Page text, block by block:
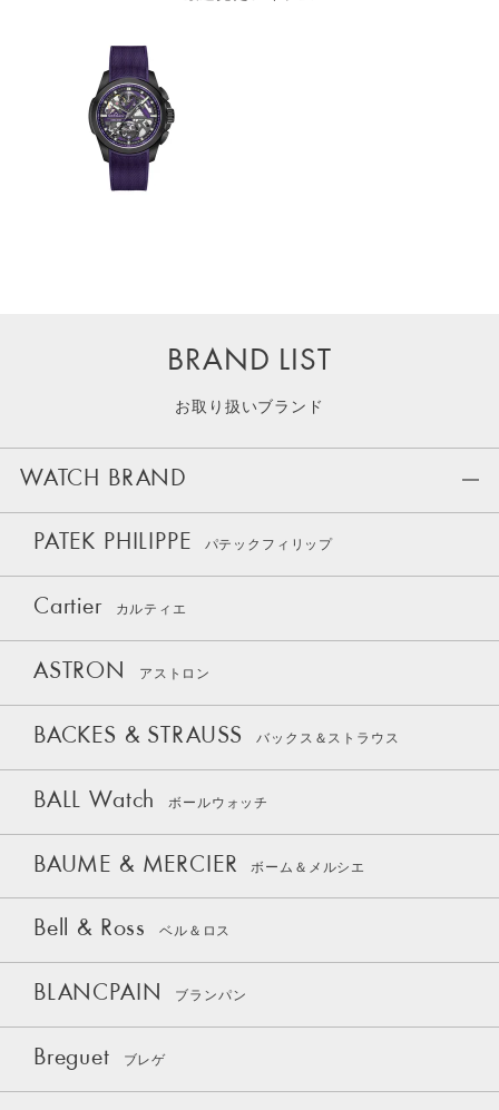
BRAND LIST
お取り扱いブランド
WATCH BRAND
PATEK PHILIPPE パテックフィリップ
Cartier カルティエ
ASTRON アストロン
BACKES & STRAUSS バックス＆ストラウス
BALL Watch ボールウォッチ
BAUME & MERCIER ボーム＆メルシエ
Bell & Ross ベル＆ロス
BLANCPAIN ブランパン
Breguet ブレゲ